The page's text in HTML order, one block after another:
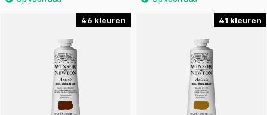
we hebben al het kunstenaarsmateriaal dat je nodig hebt
om een echt kunstwerk te maken!
46 41